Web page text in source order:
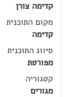
קדימה צורן
מקום התוכנית
קדימה
סיווג התוכנית
מפורטת
קטגוריה
מגורים